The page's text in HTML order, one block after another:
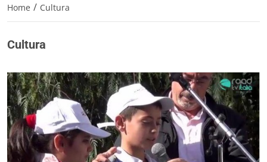
Home / Cultura
Cultura